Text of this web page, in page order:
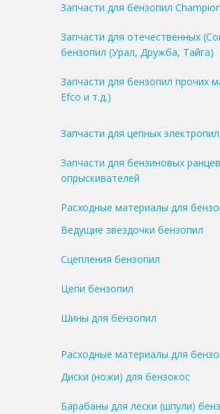
Запчасти для бензопил Champion
Запчасти для отечественных
бензопил (Урал, Дружба, Тайга)
Запчасти для бензопил прочих
Efco и т.д.)
Запчасти для цепных электропил
Запчасти для бензиновых
опрыскивателей
Расходные материалы для
Ведущие звездочки бензопил
Сцепления бензопил
Цепи бензопил
Шины для бензопил
Расходные материалы для
Диски (ножи) для бензокос
Барабаны для лески (шпули)